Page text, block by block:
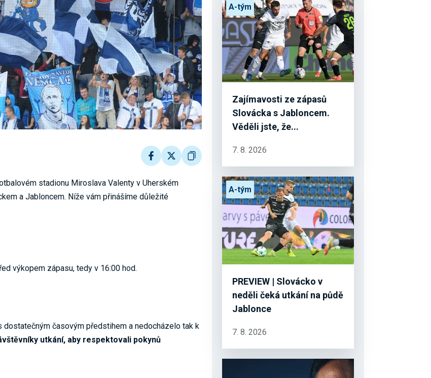
stadionu Miroslava Valenty v Uherském
a Jabloncem. Níže vám přinášíme důležité
výkopem zápasu, tedy v 16:00 hod.
dostatečným časovým předstihem a nedocházelo tak k
utkání, aby respektovali pokynů
Zajímavosti ze zápasů
Slovácka s Jabloncem.
Věděli jste, že...
A-tým
7. 8. 2026
PREVIEW | Slovácko v
neděli čeká utkání na půdě
Jablonce
A-tým
7. 8. 2026